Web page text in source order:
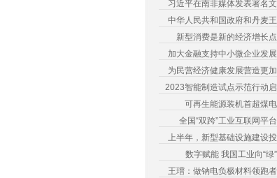
习近平在南非媒体发表署名文
中华人民共和国政府和丹麦王
新型消费是新的经济增长点
加大金融支持中小微企业发展
为民营经济健康发展营造更加
2023智能制造试点示范行动启
可再生能源装机首超煤电
全国“双跨”工业互联网平台
上半年，新型基础设施建设投
数字赋能 我国工业向“绿”
王瑨：做钠电负极材料领跑者